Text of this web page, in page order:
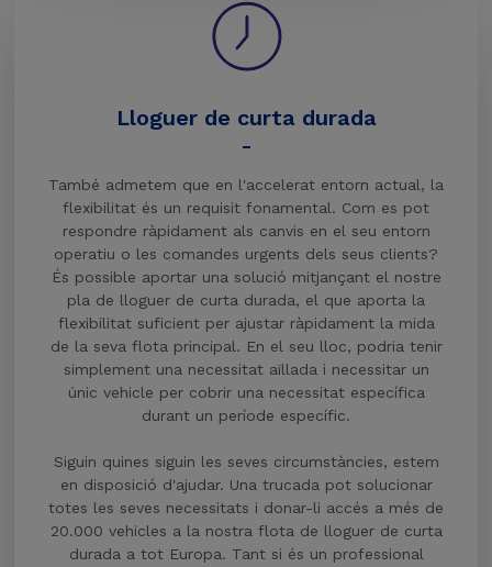
Lloguer de curta durada
-
També admetem que en l'accelerat entorn actual, la
flexibilitat és un requisit fonamental. Com es pot
respondre ràpidament als canvis en el seu entorn
operatiu o les comandes urgents dels seus clients?
És possible aportar una solució mitjançant el nostre
pla de lloguer de curta durada, el que aporta la
flexibilitat suficient per ajustar ràpidament la mida
de la seva flota principal. En el seu lloc, podria tenir
simplement una necessitat aïllada i necessitar un
únic vehicle per cobrir una necessitat específica
durant un període específic.
Siguin quines siguin les seves circumstàncies, estem
en disposició d'ajudar. Una trucada pot solucionar
totes les seves necessitats i donar-li accés a més de
20.000 vehicles a la nostra flota de lloguer de curta
durada a tot Europa. Tant si és un professional